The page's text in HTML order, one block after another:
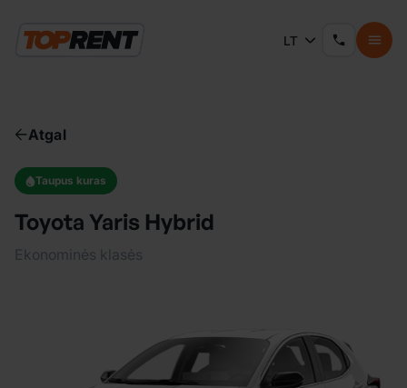
LT
Atgal
Taupus kuras
Toyota Yaris Hybrid
Ekonominės klasės